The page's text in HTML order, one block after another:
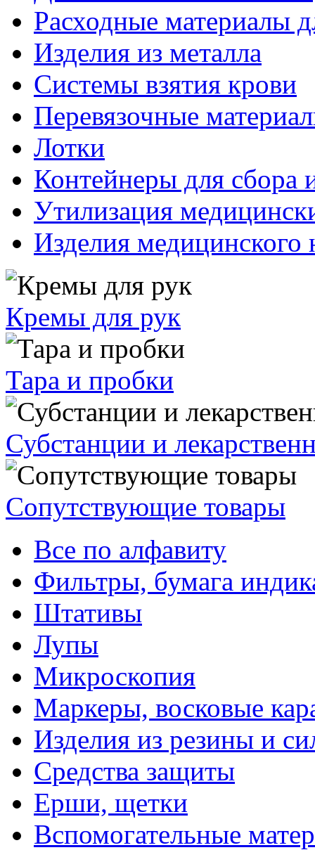
Расходные материалы
Изделия из металла
Системы взятия крови
Перевязочные
Лотки
Контейнеры для сбора
Утилизация
Изделия медицинского
Кремы для рук
Тара и пробки
Субстанции и
Сопутствующие товары
Все по алфавиту
Фильтры, бумага
Штативы
Лупы
Микроскопия
Маркеры, восковые
Изделия из резины и
Средства защиты
Ерши, щетки
Вспомогательные